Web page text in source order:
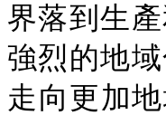
界落到生
強烈的地
走向更加